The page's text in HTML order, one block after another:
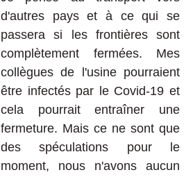
d'autres pays et à ce qui se
passera si les frontières sont
complètement fermées. Mes
collègues de l'usine pourraient
être infectés par le Covid-19 et
cela pourrait entraîner une
fermeture. Mais ce ne sont que
des spéculations pour le
moment, nous n'avons aucun